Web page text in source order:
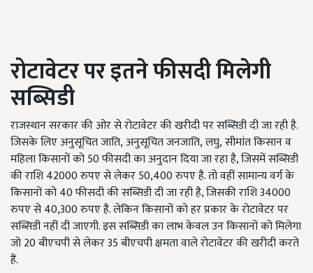
रोटावेटर पर इतने फीसदी मिलेगी
सब्सिडी
राजस्थान सरकार की ओर से रोटावेटर की खरीदी पर सब्सिडी दी जा रही है.
जिसके लिए अनुसूचित जाति,अनुसूचित जनजाति,लघु,सीमांत किसान व
महिला किसानों को 50 फीसदी का अनुदान दिया जा रहा है, जिसमें सब्सिडी
की राशि42000रुपए से लेकर50,400रुपए है. तो वहीं सामान्य वर्ग के
किसानों को 40 फीसदी की सब्सिडी दी जा रही है, जिसकी राशि 34000
रुपए से 40,300 रुपए है. लेकिन किसानों को हर प्रकार के रोटावेटर पर
सब्सिडी नहीं दी जाएगी. इस सब्सिडी का लाभ केवल उन किसानों को मिलेगा
जो 20 बीएचपी से लेकर 35 बीएचपी क्षमता वाले रोटावेटर की खरीदी करते
हैं.